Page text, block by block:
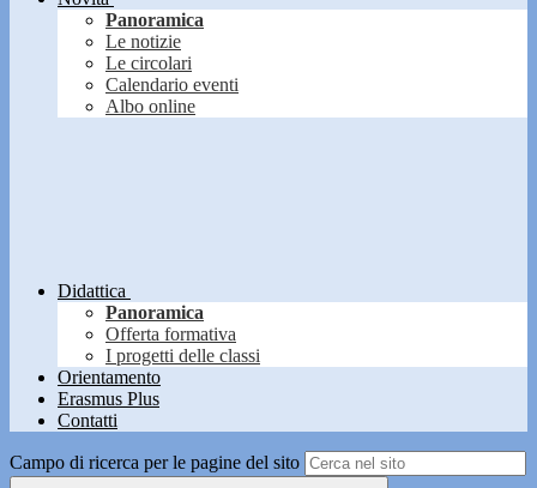
Panoramica
Le notizie
Le circolari
Calendario eventi
Albo online
Didattica
Panoramica
Offerta formativa
I progetti delle classi
Orientamento
Erasmus Plus
Contatti
Campo di ricerca per le pagine del sito